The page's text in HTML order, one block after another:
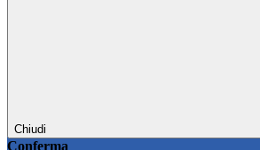
Chiudi
Conferma